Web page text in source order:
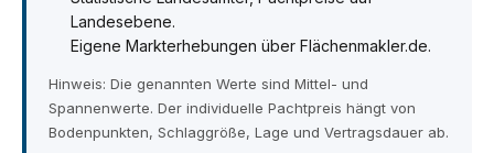
Landesebene.
Eigene Markterhebungen über Flächenmakler.de.
Hinweis: Die genannten Werte sind Mittel- und
Spannenwerte. Der individuelle Pachtpreis hängt von
Bodenpunkten, Schlaggröße, Lage und Vertragsdauer ab.